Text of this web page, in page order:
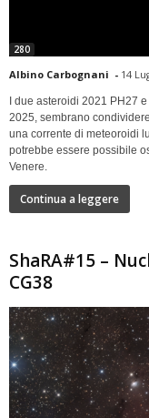
280
Albino Carbognani - 14
I due asteroidi 2021 PH27
2025, sembrano
una corrente di meteoroidi
potrebbe essere possibile
Venere.
Continua a leggere
ShaRA#15 –
CG38